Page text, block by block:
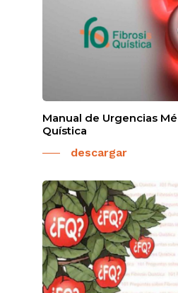
Manual de Urgencias
Quística
descargar